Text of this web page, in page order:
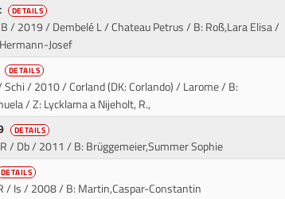
DETAILS
/ 2019 / Dembelé L / Chateau Petrus/ B: Roß,Lara Elisa /
Josef
DETAILS
Schi / 2010 / Corland (DK: Corlando) / Larome/ B:
/ Z: Lycklama a Nijeholt, R.,
DETAILS
/ Db / 2011 / B: Brüggemeier,Summer Sophie
DETAILS
/ Is / 2008/ B: Martin,Caspar-Constantin